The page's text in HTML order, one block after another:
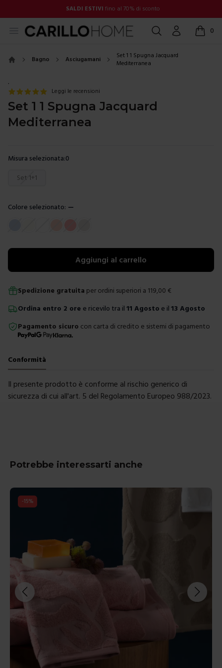
SALDI ESTIVI fino al 70% di sconto
Open menu Cerca Account 0
items
Bagno Asciugamani
Set 1 1 Spugna Jacquard
Mediterranea
.
Leggi le recensioni
Set 1 1 Spugna Jacquard
Mediterranea
Misura selezionata:0
Scegli una misura
Set 1+1
Colore selezionato: —
Aggiungi al carrello
Spedizione gratuita per ordini superiori a 119,00 €
Ordina entro 2 ore e ricevilo tra il 11 Agosto e il 13 Agosto
Pagamento sicuro con carta di credito e sistemi di pagamento
Conformità
Il presente prodotto è conforme al rischio generico di
sicurezza di cui all'art. 5 del Regolamento Europeo 988/2023.
Potrebbe interessarti anche
%